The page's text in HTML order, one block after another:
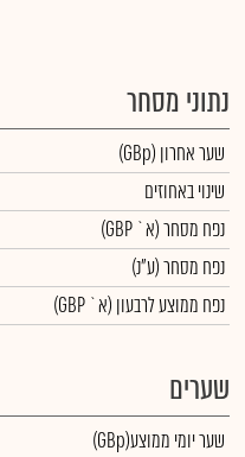
נתוני מסחר
שער אחרון (GBp)
שינוי באחוזים
נפח מסחר(א` GBP)
נפח מסחר(ע"נ)
נפח ממוצע לרבעון (א` GBP)
שערים
שער יומי ממוצע(GBp)